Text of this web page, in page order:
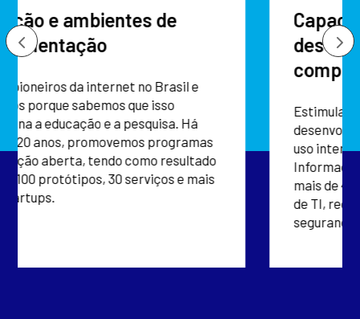
Capacitação e
desenvolvimento de
Estimulamos a capacitação e o
desenvolvimento de competências para
uso intensivo das Tecnologias da
Informação e Comunicação (TIC). Já foram
mais de 40 mil alunos treinados nas áreas